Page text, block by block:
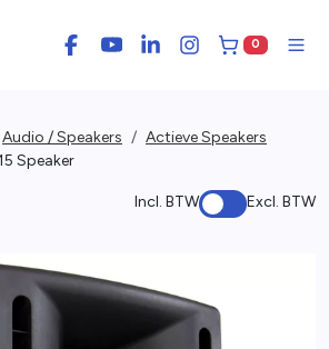
Facebook
YouTubeLinkedInInstagram
0
Audio / Speakers
Actieve Speakers
Speaker
Incl. BTW Excl. BTW